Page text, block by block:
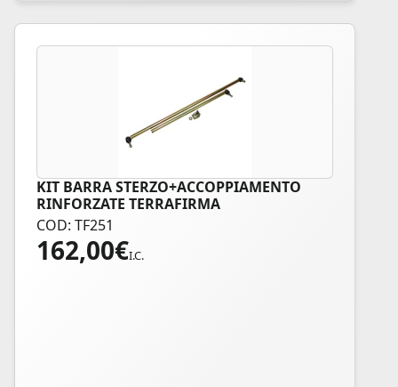
KIT BARRA STERZO+ACCOPPIAMENTO
RINFORZATE TERRAFIRMA
COD: TF251
162,00€I.C.